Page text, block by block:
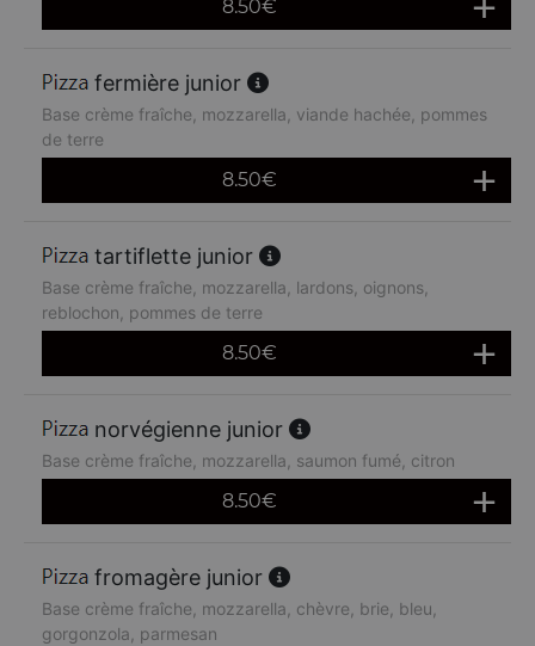
8.50€
fermière junior
Base crème fraîche, mozzarella, viande hachée, pommes
de terre
8.50€
tartiflette junior
Base crème fraîche, mozzarella, lardons, oignons,
reblochon, pommes de terre
8.50€
norvégienne junior
Base crème fraîche, mozzarella, saumon fumé, citron
8.50€
fromagère junior
Base crème fraîche, mozzarella, chèvre, brie, bleu,
gorgonzola, parmesan